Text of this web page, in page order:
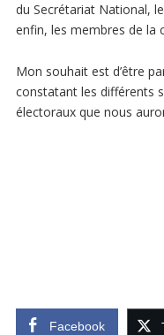
du Secrétariat National,
enfin, les membres de la
Mon souhait est d’être
constatant les différents
électoraux que nous
Facebook